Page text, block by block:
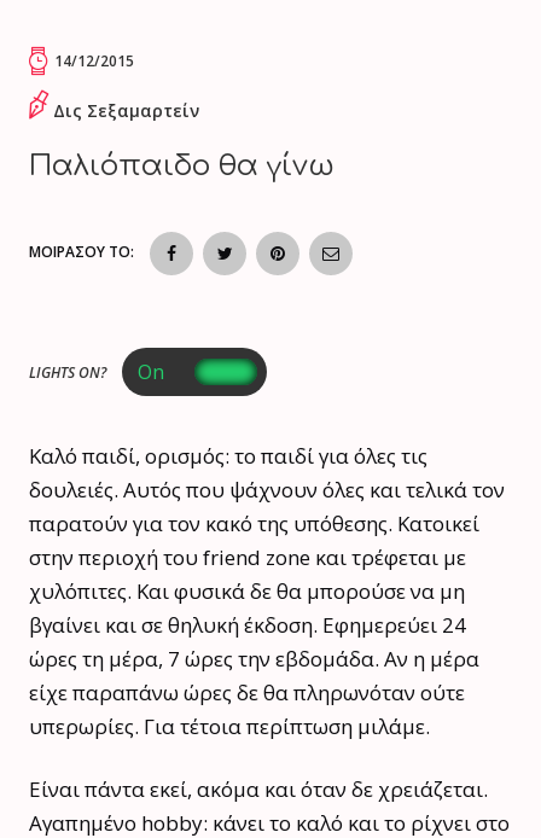
14/12/2015
Δις Σεξαμαρτείν
Παλιόπαιδο θα γίνω
ΜΟΙΡΑΣΟΥ ΤΟ:
LIGHTS ON?
Καλό παιδί, ορισμός: το παιδί για όλες τις
δουλειές. Αυτός που ψάχνουν όλες και τελικά τον
παρατούν για τον κακό της υπόθεσης. Κατοικεί
στην περιοχή του friend zone και τρέφεται με
χυλόπιτες. Και φυσικά δε θα μπορούσε να μη
βγαίνει και σε θηλυκή έκδοση. Εφημερεύει 24
ώρες τη μέρα, 7 ώρες την εβδομάδα. Αν η μέρα
είχε παραπάνω ώρες δε θα πληρωνόταν ούτε
υπερωρίες. Για τέτοια περίπτωση μιλάμε.
Είναι πάντα εκεί, ακόμα και όταν δε χρειάζεται.
Αγαπημένο hobby: κάνει το καλό και το ρίχνει στο